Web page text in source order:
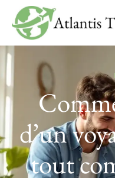
d’un
tout